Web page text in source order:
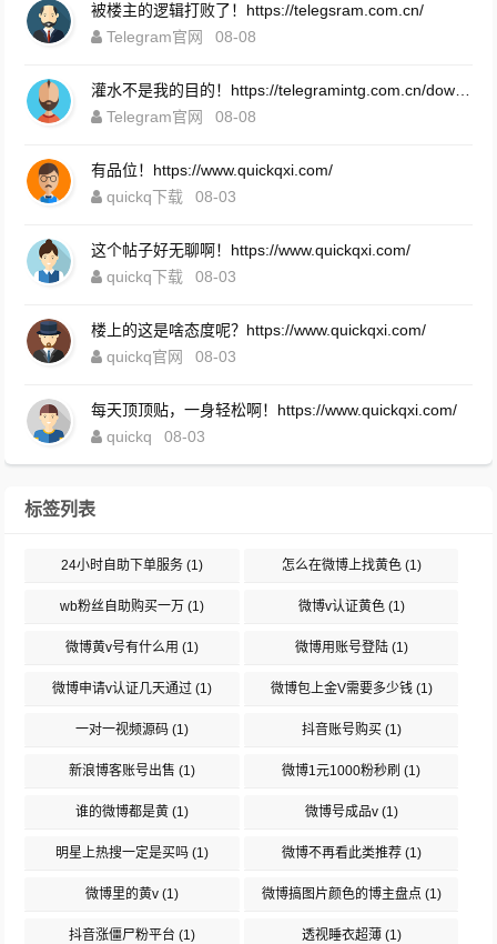
被楼主的逻辑打败了！https://telegsram.com.cn/
Telegram官网
08-08
灌水不是我的目的！https://telegramintg.com.cn/download.html
Telegram官网
08-08
有品位！https://www.quickqxi.com/
quickq下载
08-03
这个帖子好无聊啊！https://www.quickqxi.com/
quickq下载
08-03
楼上的这是啥态度呢？https://www.quickqxi.com/
quickq官网
08-03
每天顶顶贴，一身轻松啊！https://www.quickqxi.com/
quickq
08-03
标签列表
24小时自助下单服务 (1) 怎么在微博上找黄色(1)
wb粉丝自助购买一万 (1) 微博v认证黄色(1)
微博黄v号有什么用 (1) 微博用账号登陆(1)
微博申请v认证几天通过 (1) 微博包上金V需要多少钱(1)
一对一视频源码 (1) 抖音账号购买(1)
新浪博客账号出售 (1) 微博1元1000粉秒刷 (1)
谁的微博都是黄 (1) 微博号成品v(1)
明星上热搜一定是买吗 (1) 微博不再看此类推荐(1)
微博里的黄v (1) 微博搞图片颜色的博主盘点 (1)
抖音涨僵尸粉平台 (1) 透视睡衣超薄(1)